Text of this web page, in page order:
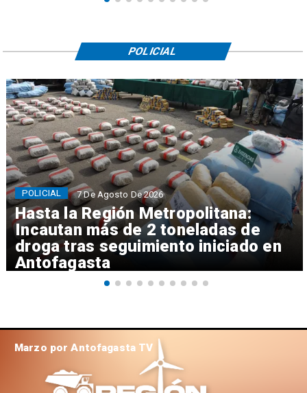
Hasta la Región Metropolitana:
Incautan más de 2 toneladas de
droga tras seguimiento iniciado en
Antofagasta
POLICIAL 7 De Agosto De 2026
POLICIAL
Marzo por Antofagasta TV